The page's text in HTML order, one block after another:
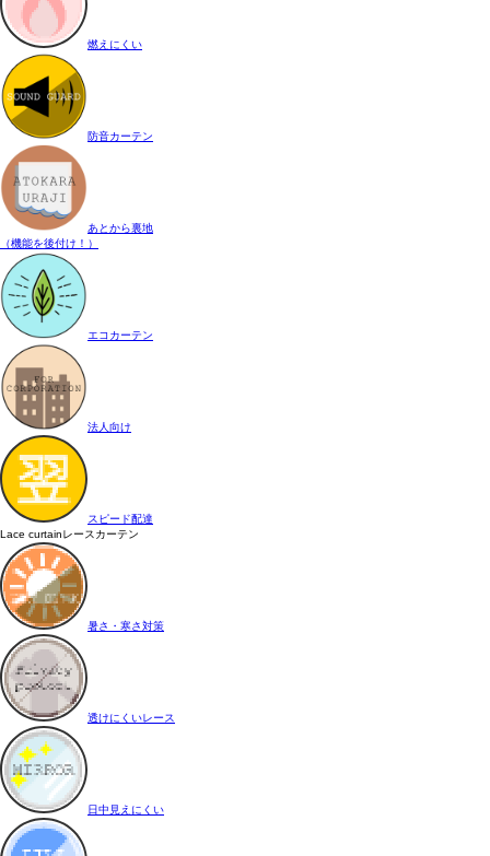
燃えにくい
防音カーテン
あとから裏地
（機能を後付け！）
エコカーテン
法人向け
スピード配達
Lace curtainレースカーテン
暑さ・寒さ対策
透けにくいレース
日中見えにくい